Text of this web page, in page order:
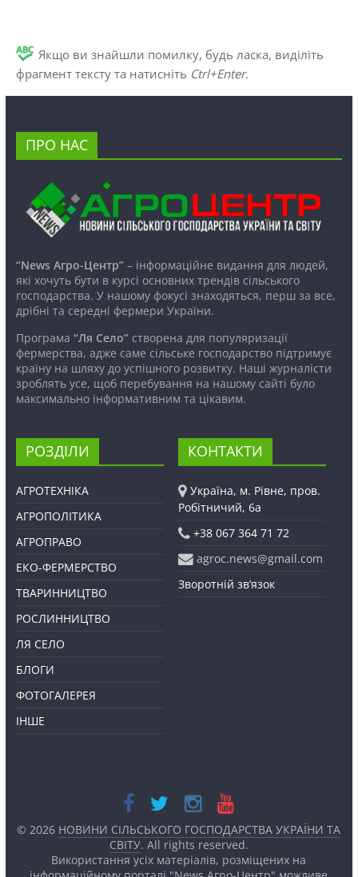
Якщо ви знайшли помилку, будь ласка, виділіть
фрагмент тексту та натисніть Ctrl+Enter.
ПРО НАС
“News Агро-Центр”– інформаційне видання для людей,
які хочуть бути в курсі основних трендів сільського
господарства. У нашому фокусі знаходяться, перш за все,
дрібні та середні фермери України.
Програма “Ля Село”створена для популяризації
фермерства, адже саме сільське господарство підтримує
країну на шляху до успішного розвитку. Наші журналісти
зроблять усе, щоб перебування на нашому сайті було
максимально інформативним та цікавим.
РОЗДІЛИ
АГРОТЕХНІКА
АГРОПОЛІТИКА
АГРОПРАВО
ЕКО-ФЕРМЕРСТВО
ТВАРИННИЦТВО
РОСЛИННИЦТВО
ЛЯ СЕЛО
БЛОГИ
ФОТОГАЛЕРЕЯ
ІНШЕ
КОНТАКТИ
Україна, м. Рівне, пров.
Робітничий, 6а
+38 067 364 71 72
agroc.news@gmail.com
Зворотній зв’язок
© 2026 НОВИНИ СІЛЬСЬКОГО ГОСПОДАРСТВА УКРАЇНИ ТА
СВІТУ. All rights reserved.
Використання усіх матеріалів, розміщених на